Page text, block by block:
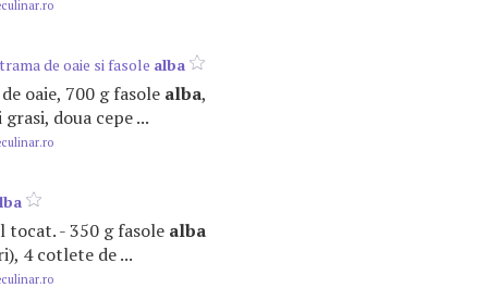
de oaie si fasole alba
oaie, 700 g fasole alba,
doua cepe ...
tocat. - 350 g fasole alba
4 cotlete de ...